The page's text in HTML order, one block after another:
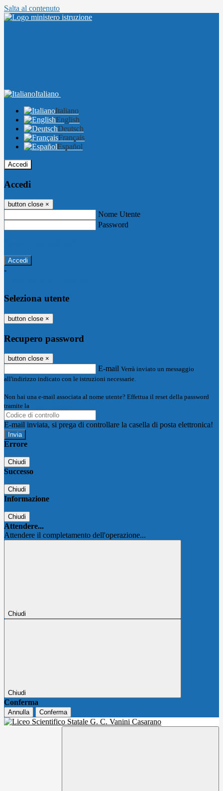
Salta al contenuto
Italiano
Italiano
English
Deutsch
Français
Español
Accedi
Accedi
button close ×
Nome Utente
Password
-
Seleziona utente
button close ×
Recupero password
button close ×
E-mail Verrà inviato un messaggio
all'indirizzo indicato con le istruzioni necessarie.
Non hai una e-mail associata al nome utente? Effettua il reset della password
tramite la
E-mail inviata, si prega di controllare la casella di posta elettronica!
Errore
Chiudi
Successo
Chiudi
Informazione
Chiudi
Attendere...
Attendere il completamento dell'operazione...
Chiudi
Chiudi
Conferma
Annulla Conferma